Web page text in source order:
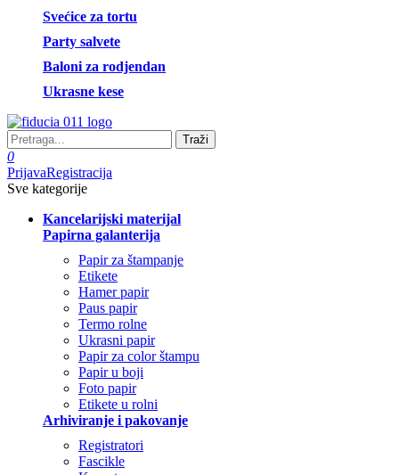
Svećice za tortu
Party salvete
Baloni za rodjendan
Ukrasne kese
Traži
0
PrijavaRegistracija
Sve kategorije
Kancelarijski materijal
Papirna galanterija
Papir za štampanje
Etikete
Hamer papir
Paus papir
Termo rolne
Ukrasni papir
Papir za color štampu
Papir u boji
Foto papir
Etikete u rolni
Arhiviranje i pakovanje
Registratori
Fascikle